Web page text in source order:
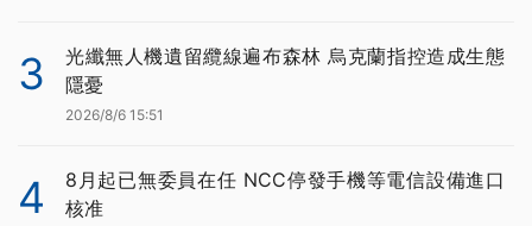
3
光纖無人機遺留纜線遍布森林 烏克蘭指控造成生態
隱憂
2026/8/6 15:51
4
8月起已無委員在任 NCC停發手機等電信設備進口
核准